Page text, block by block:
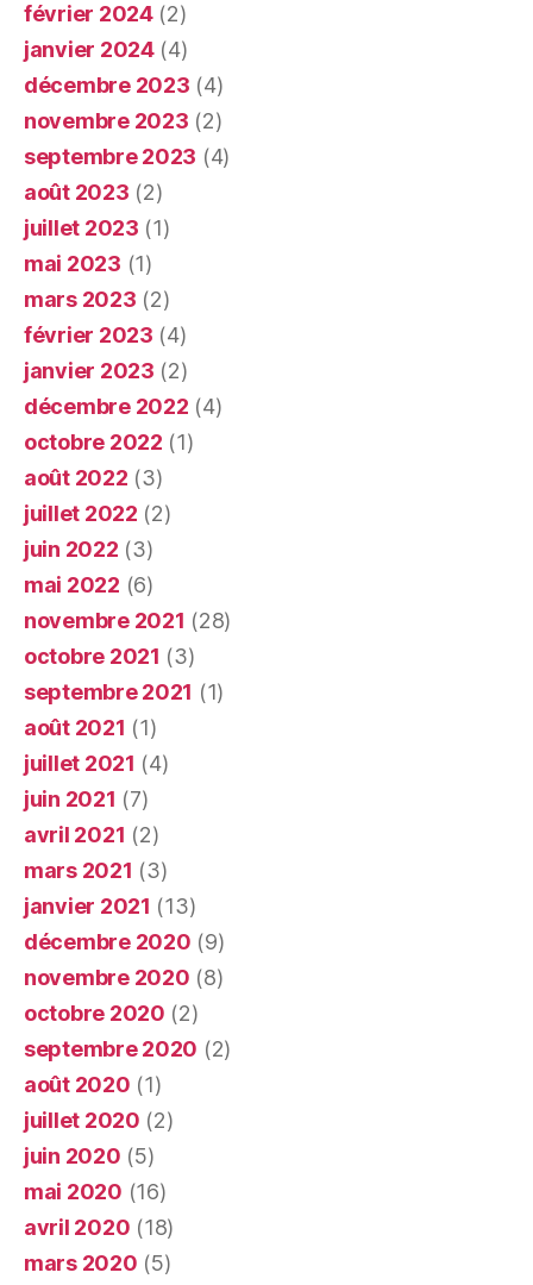
février 2024(2)
janvier 2024(4)
décembre 2023 (4)
novembre 2023 (2)
septembre 2023 (4)
août 2023 (2)
juillet 2023 (1)
mai 2023 (1)
mars 2023 (2)
février 2023 (4)
janvier 2023 (2)
décembre 2022 (4)
octobre 2022 (1)
août 2022 (3)
juillet 2022 (2)
juin 2022 (3)
mai 2022 (6)
novembre 2021 (28)
octobre 2021 (3)
septembre 2021 (1)
août 2021 (1)
juillet 2021 (4)
juin 2021 (7)
avril 2021 (2)
mars 2021 (3)
janvier 2021 (13)
décembre 2020 (9)
novembre 2020 (8)
octobre 2020 (2)
septembre 2020 (2)
août 2020 (1)
juillet 2020 (2)
juin 2020 (5)
mai 2020 (16)
avril 2020 (18)
mars 2020 (5)